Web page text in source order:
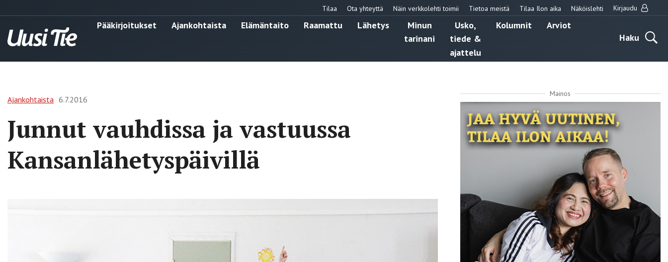
Tilaa Ota yhteyttä Näin verkkolehti toimii Tietoa meistä Tilaa Ilon aika Näköislehti Kirjaudu
Pääkirjoitukset Ajankohtaista Elämäntaito Raamattu Lähetys
Minun
tarinani
Usko,
tiede &
ajattelu
Kolumnit
Arviot
Haku
Ajankohtaista 6.7.2016
Junnut vauhdissa ja vastuussa
Kansanlähetyspäivillä
Mainos